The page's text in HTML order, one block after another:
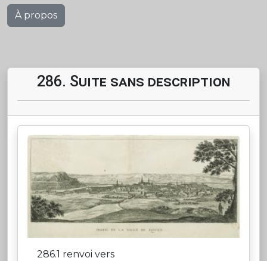
À propos
286. Suite sans description
286.1 renvoi vers